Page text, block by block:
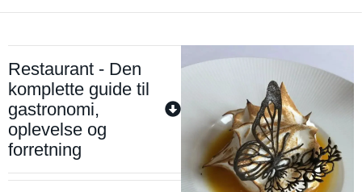
Restaurant - Den
komplette guide til
gastronomi,
oplevelse og
forretning